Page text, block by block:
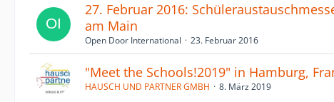
27. Februar 2016:
am Main
Open Door International 23. Februar 2016
"Meet the Schools!2019" in Hamburg,
HAUSCH UND PARTNER GMBH 8. März 2019